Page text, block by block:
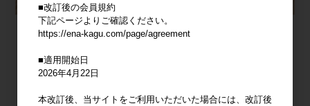
■改訂後の会員規約
下記ページよりご確認ください。
https://ena-kagu.com/page/agreement
■適用開始日
2026年4月22日
本改訂後、当サイトをご利用いただいた場合には、改訂後